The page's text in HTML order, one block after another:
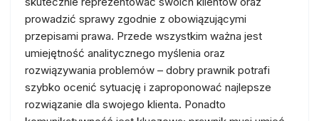
prowadzić sprawy zgodnie z obowiązującymi
przepisami prawa. Przede wszystkim ważna jest
umiejętność analitycznego myślenia oraz
rozwiązywania problemów – dobry prawnik potrafi
szybko ocenić sytuację i zaproponować najlepsze
rozwiązanie dla swojego klienta. Ponadto